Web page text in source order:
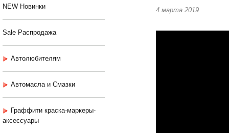
NEW Новинки
Sale Распродажа
Автолюбителям
Автомасла и Смазки
Граффити краска-маркеры-
аксессуары
4 марта 2019